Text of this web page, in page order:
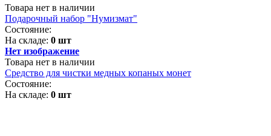
Товара нет в наличии
Подарочный набор "Нумизмат"
Состояние:
На складе: 0 шт
Нет изображение
Товара нет в наличии
Средство для чистки медных копаных монет
Состояние:
На складе: 0 шт